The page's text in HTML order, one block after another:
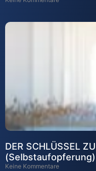
DER SCHLÜSSEL
(Selbstaufopferung)
Keine Kommentare